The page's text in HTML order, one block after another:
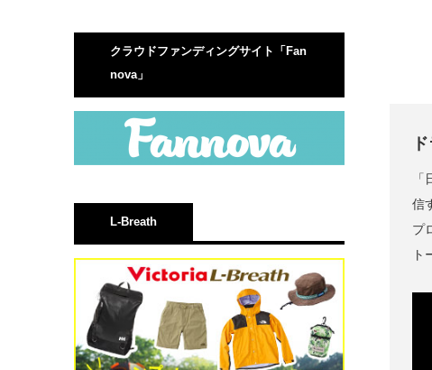
信
プ
ト
クラウドファンディングサイト「Fan
nova」
L-Breath